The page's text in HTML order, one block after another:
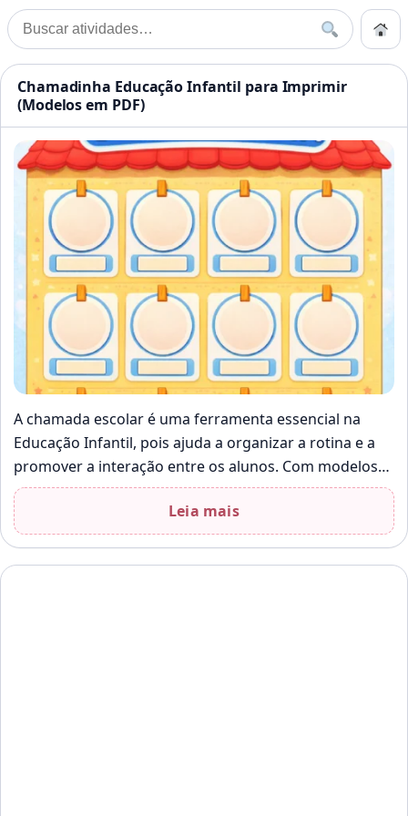
Pular para o conteúdo
Buscar por:
Buscar
Início
Início»Chamadinha Educação Infantil para Imprimir (Modelos em PDF)
Atividades Educação
Chamadinha Educação Infantil para Imprimir
(Modelos em PDF)
A chamada escolar é uma ferramenta essencial na
Educação Infantil, pois ajuda a organizar a rotina e a
promover a interação entre os alunos. Com modelos
de chamadinhas…
Leia mais